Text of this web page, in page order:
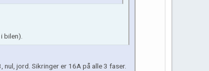
bilen).
jord. Sikringer er 16A på alle 3 faser.